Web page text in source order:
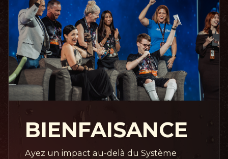
BIENFAISANCE
Ayez un impact au-delà du Système